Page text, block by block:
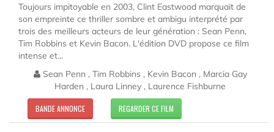
Toujours impitoyable en 2003, Clint Eastwood marquait de
son empreinte ce thriller sombre et ambigu interprété par
trois des meilleurs acteurs de leur génération : Sean Penn,
Tim Robbins et Kevin Bacon. L'édition DVD propose ce film
intense et...
Sean Penn , Tim Robbins , Kevin Bacon , Marcia Gay
Harden , Laura Linney , Laurence Fishburne
BANDE ANNONCE REGARDER CE FILM